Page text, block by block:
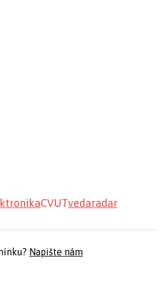
CVUTvedaradar
Napište nám